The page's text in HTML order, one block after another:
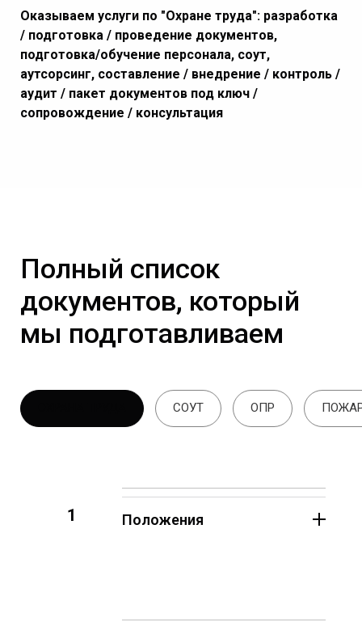
Оказываем услуги по "Охране труда": разработка
/ подготовка / проведение документов,
подготовка/обучение персонала, соут,
аутсорсинг, составление / внедрение / контроль /
аудит / пакет документов под ключ /
сопровождение / консультация
Полный список
документов, который
мы подготавливаем
СОУТ ОПР
1 Положения